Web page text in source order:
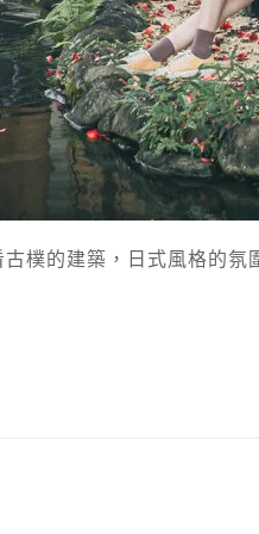
樸的建築，日式風格的